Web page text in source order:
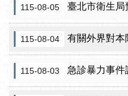
115-08-05 臺北市衛生局預
115-08-04 有關外界對本
115-08-03 急診暴力事件